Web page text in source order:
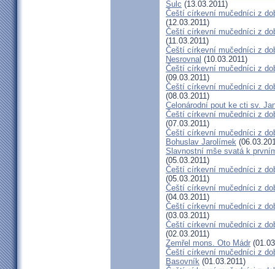
Šulc (13.03.2011)
Čeští církevní mučedníci z
(12.03.2011)
Čeští církevní mučedníci z
(11.03.2011)
Čeští církevní mučedníci z
Nesrovnal (10.03.2011)
Čeští církevní mučedníci z
(09.03.2011)
Čeští církevní mučedníci z
(08.03.2011)
Celonárodní pout ke cti sv.
Čeští církevní mučedníci z
(07.03.2011)
Čeští církevní mučedníci z
Bohuslav Jarolímek
Slavnostní mše svatá k
(05.03.2011)
Čeští církevní mučedníci z
(05.03.2011)
Čeští církevní mučedníci z
(04.03.2011)
Čeští církevní mučedníci z
(03.03.2011)
Čeští církevní mučedníci z
(02.03.2011)
Zemřel mons. Oto Mádr
Čeští církevní mučedníci z
Basovník (01.03.2011)